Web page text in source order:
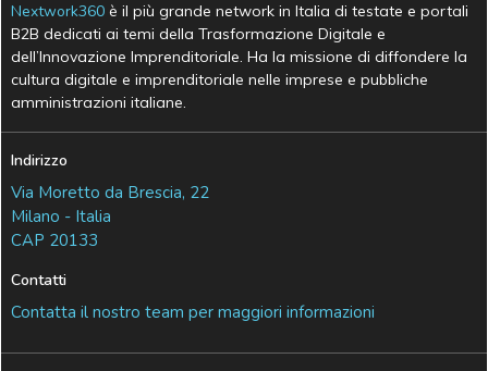
Nextwork360 è il più grande network in Italia di testate e portali
B2B dedicati ai temi della Trasformazione Digitale e
dell’Innovazione Imprenditoriale. Ha la missione di diffondere la
cultura digitale e imprenditoriale nelle imprese e pubbliche
amministrazioni italiane.
Indirizzo
Via Moretto da Brescia, 22
Milano - Italia
CAP 20133
Contatti
Contatta il nostro team per maggiori informazioni